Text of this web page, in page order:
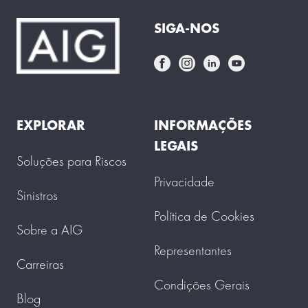
SIGA-NOS
EXPLORAR
Soluções para Riscos
Sinistros
Sobre a AIG
Carreiras
Blog
INFORMAÇÕES
LEGAIS
Privacidade
Política de Cookies
Representantes
Condições Gerais